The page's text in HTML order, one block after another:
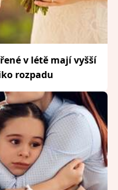
v létě mají vyšší
rozpadu